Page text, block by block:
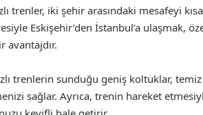
trenler, iki şehir arasındaki mesafeyi
Eskişehir’den İstanbul’a ulaşmak,
avantajdır.
trenlerin sunduğu geniş koltuklar,
sağlar. Ayrıca, trenin hareket